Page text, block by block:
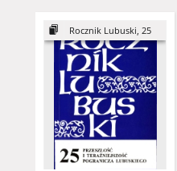
Rocznik Lubuski, 25